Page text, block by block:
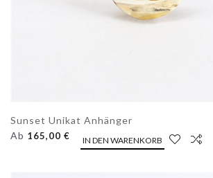
Sunset Unikat Anhänger
Ab 165,00 € IN DEN WARENKORB